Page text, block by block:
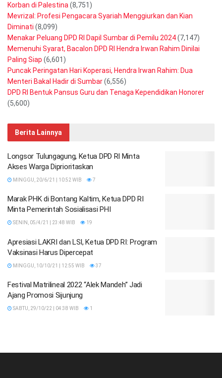
Korban di Palestina (8,751)
Mevrizal: Profesi Pengacara Syariah Menggiurkan dan Kian
Diminati (8,099)
Menakar Peluang DPD RI Dapil Sumbar di Pemilu 2024(7,147)
Memenuhi Syarat, Bacalon DPD RI Hendra Irwan Rahim Dinilai
Paling Siap (6,601)
Puncak Peringatan Hari Koperasi, Hendra Irwan Rahim: Dua
Menteri Bakal Hadir di Sumbar(6,556)
DPD RI Bentuk Pansus Guru dan Tenaga Kependidikan Honorer
(5,600)
Berita Lainnya
Longsor Tulungagung, Ketua DPD RI Minta
Akses Warga Diprioritaskan
MINGGU, 20/6/21 | 10:52 WIB 7
Marak PHK di Bontang Kaltim, Ketua DPD RI
Minta Pemerintah Sosialisasi PHI
SENIN, 05/4/21 | 23:48 WIB 19
Apresiasi LAKRI dan LSI, Ketua DPD RI: Program
Vaksinasi Harus Dipercepat
MINGGU, 10/10/21 | 12:55 WIB 37
Festival Matrilineal 2022 “Alek Mandeh” Jadi
Ajang Promosi Sijunjung
SABTU, 29/10/22 | 04:38 WIB 1